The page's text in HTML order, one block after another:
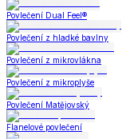
Povlečení Dual Feel®
Povlečení z hladké bavlny
Povlečení z mikrovlákna
Povlečení z mikroplyše
Povlečení Matějovský
Flanelové povlečení